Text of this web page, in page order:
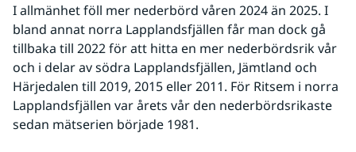
I allmänhet föll mer nederbörd våren 2024 än 2025. I
bland annat norra Lapplandsfjällen får man dock gå
tillbaka till 2022 för att hitta en mer nederbördsrik vår
och i delar av södra Lapplandsfjällen, Jämtland och
Härjedalen till 2019, 2015 eller 2011. För Ritsem i norra
Lapplandsfjällen var årets vår den nederbördsrikaste
sedan mätserien började 1981.